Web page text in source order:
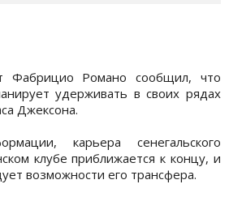
Фабрицио Романо сообщил, что
удерживать в своих рядах
Джексона.
карьера сенегальского
клубе приближается к концу, и
возможности его трансфера.